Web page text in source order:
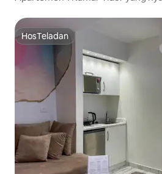
HosTeladan
HosTeladan